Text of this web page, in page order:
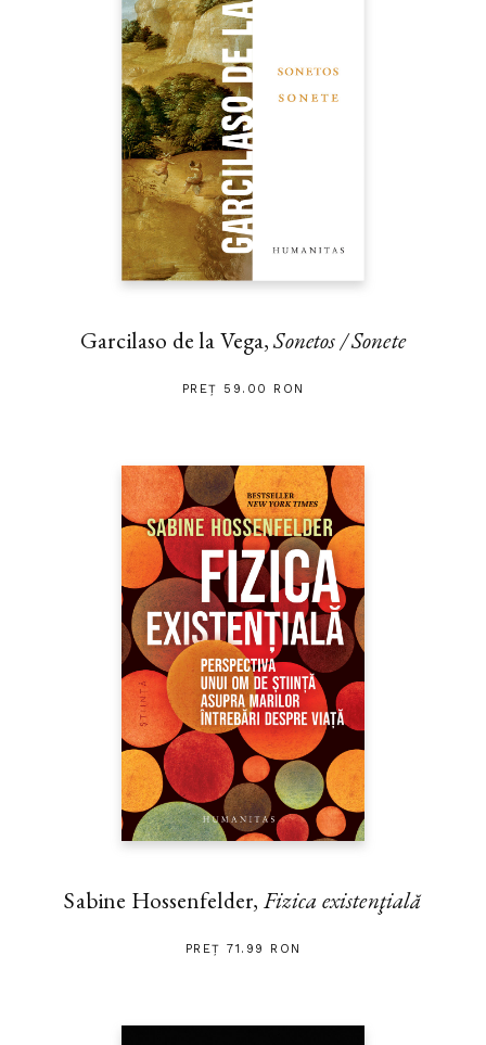
Garcilaso de la Vega,Sonetos / Sonete
PREȚ 59.00 RON
Sabine Hossenfelder, Fizica existenţială
PREȚ 71.99 RON